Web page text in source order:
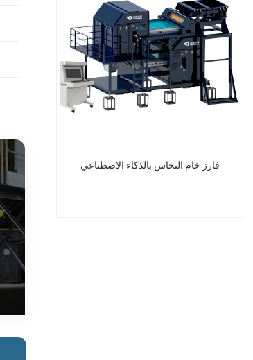
فارز خام النحاس بالذكاء الاصطناعي